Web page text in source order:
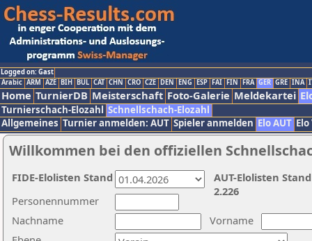
Logged on: Gast
Arabic ARM AZE BIH BUL CAT CHN CRO CZE DEN ENG ESP FAI FIN FRA GER GRE INA
Home TurnierDB Meisterschaft Foto-Galerie Meldekartei
Turnierschach-Elozahl Schnellschach-Elozahl
Allgemeines Turnier anmelden: AUT Spieler anmelden Elo AUT
Willkommen bei den offiziellen
Nachname
Vorname
Personennummer
AUT-Elolisten
2.226
FIDE-Elolisten Stand